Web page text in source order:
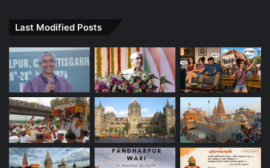
Last Modified Posts